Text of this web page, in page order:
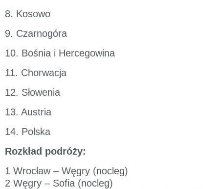
8. Kosowo
9. Czarnogóra
10. Bośnia i Hercegowina
11. Chorwacja
12. Słowenia
13. Austria
14. Polska
Rozkład podróży:
1 Wrocław – Węgry (nocleg)
2 Węgry – Sofia (nocleg)